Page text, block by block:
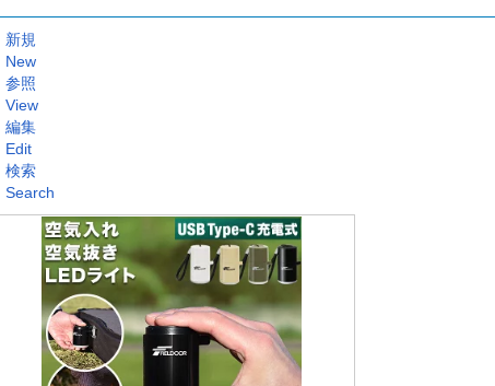
新規
New
参照
View
編集
Edit
検索
Search